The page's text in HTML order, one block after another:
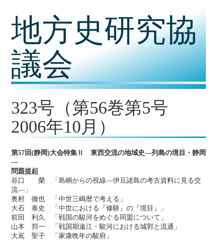
地方史研究協
議会
323号（第56巻第5号
2006年10月）
第57回(静岡)大会特集Ⅱ 東西交流の地域史―列島の境目・静岡
―
問題提起
谷口 榮 「島嶼からの視線―伊豆諸島の考古資料に見る交
流―」
奥村 徹也 「中世三嶋暦で考える」
大石 泰史 「中世における『修験』の『境目』」
前田 利久 「戦国の駿河をめぐる同盟について」
山本 邦一 「戦国期遠江・駿河における城郭と流通」
大嶌 聖子 「家康晩年の駿府」